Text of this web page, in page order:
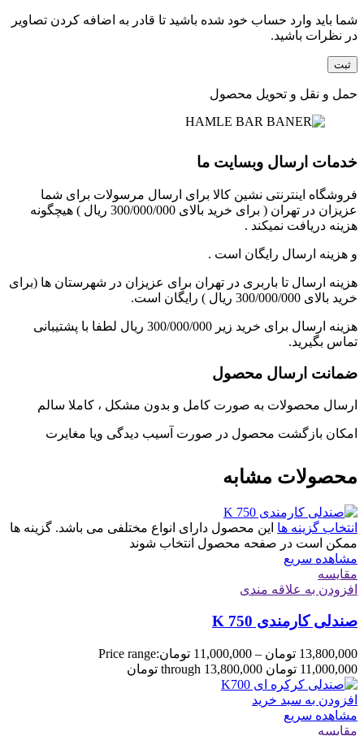
شما باید وارد حساب خود شده باشید تا قادر به اضافه کردن تصاویر
در نظرات باشید.
حمل و نقل و تحویل محصول
خدمات ارسال وبسایت ما
فروشگاه اینترنتی نشین کالا برای ارسال مرسولات برای شما
عزیزان در تهران ( برای خرید بالای 300/000/000 ریال ) هیچگونه
هزینه دریافت نمیکند .
و هزینه ارسال رایگان است .
هزینه ارسال تا باربری در تهران برای عزیزان در شهرستان ها (برای
خرید بالای 300/000/000 ریال ) رایگان است.
هزینه ارسال برای خرید زیر 300/000/000 ریال لطفا با پشتیبانی
تماس بگیرید.
ضمانت ارسال محصول
ارسال محصولات به صورت کامل و بدون مشکل ، کاملا سالم
امکان بازگشت محصول در صورت آسیب دیدگی ویا مغایرت
محصولات مشابه
انتخاب گزینه ها این محصول دارای انواع مختلفی می باشد. گزینه ها
ممکن است در صفحه محصول انتخاب شوند
مشاهده سریع
مقایسه
افزودن به علاقه مندی
صندلی کارمندی K 750
13,800,000 تومان –
11,000,000 تومانPrice range:
11,000,000 تومان through 13,800,000 تومان
افزودن به سبد خرید
مشاهده سریع
مقایسه